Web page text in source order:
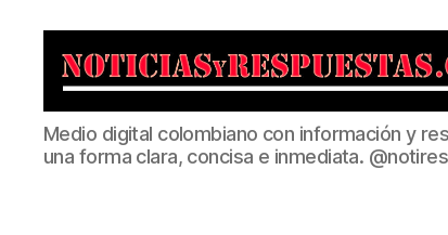
Noticias
y
Respuestas
Medio digital colombiano con información y
una forma clara, concisa e inmediata.